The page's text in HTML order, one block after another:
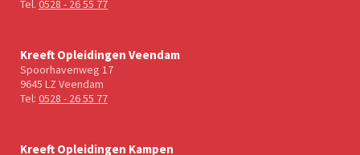
Tel. 0528 - 26 55 77
Kreeft Opleidingen Veendam
Spoorhavenweg 17
9645 LZ Veendam
Tel: 0528 - 26 55 77
Kreeft Opleidingen Kampen